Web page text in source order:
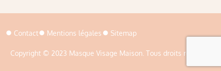
Copyright © 2023 Masque Visage Maison. Tous droits réservés
Contact Mentions légales Sitemap